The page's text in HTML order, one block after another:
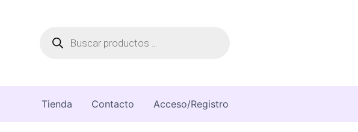
Tienda Contacto Acceso/Registro